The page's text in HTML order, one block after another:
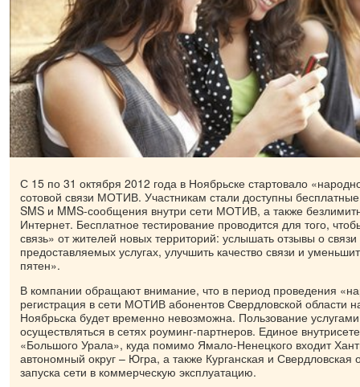
С 15 по 31 октября 2012 года в Ноябрьске стартовало
сотовой связи МОТИВ. Участникам стали доступны
SMS и MMS-сообщения внутри сети МОТИВ, а также
Интернет. Бесплатное тестирование проводится для того,
связь» от жителей новых территорий: услышать отзывы о
предоставляемых услугах, улучшить качество связи и
пятен».
В компании обращают внимание, что в период проведения
регистрация в сети МОТИВ абонентов Свердловской области
Ноябрьска будет временно невозможна. Пользование
осуществляться в сетях роуминг-партнеров. Единое
«Большого Урала», куда помимо Ямало-Ненецкого входит
автономный округ – Югра, а также Курганская и Свердловская
запуска сети в коммерческую эксплуатацию.